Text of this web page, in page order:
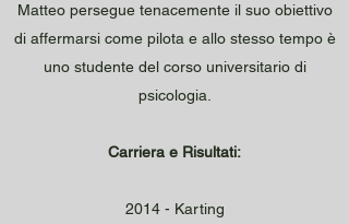
Matteo persegue tenacemente il suo obiettivo
di affermarsi come pilota e allo stesso tempo è
uno studente del corso universitario di
psicologia.
Carriera e Risultati:
2014 - Karting